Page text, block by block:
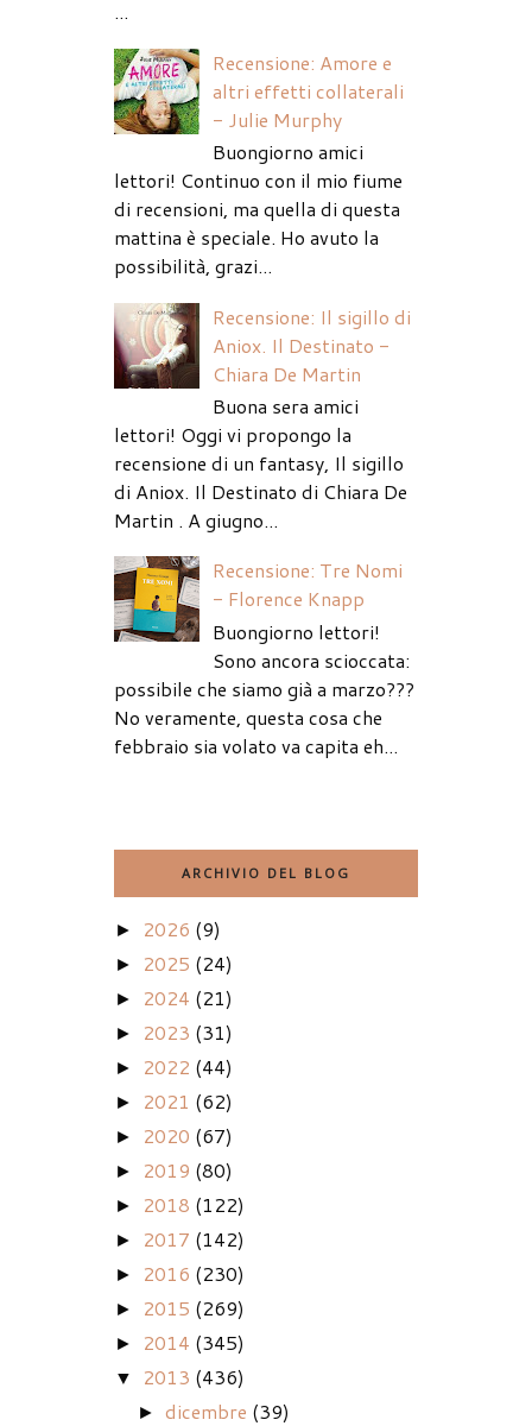
...
Recensione: Amore e
altri effetti collaterali
- Julie Murphy
Buongiorno amici
lettori! Continuo con il mio fiume
di recensioni, ma quella di questa
mattina è speciale. Ho avuto la
possibilità, grazi...
Recensione: Il sigillo di
Aniox. Il Destinato -
Chiara De Martin
Buona sera amici
lettori! Oggi vi propongo la
recensione di un fantasy, Il sigillo
di Aniox. Il Destinato di Chiara De
Martin . A giugno...
Recensione: Tre Nomi
- Florence Knapp
Buongiorno lettori!
Sono ancora scioccata:
possibile che siamo già a marzo???
No veramente, questa cosa che
febbraio sia volato va capita eh...
ARCHIVIO DEL BLOG
► 2026 (9)
► 2025 (24)
► 2024 (21)
► 2023 (31)
► 2022 (44)
► 2021 (62)
► 2020 (67)
► 2019 (80)
► 2018 (122)
► 2017 (142)
► 2016 (230)
► 2015 (269)
► 2014 (345)
▼ 2013 (436)
►dicembre (39)